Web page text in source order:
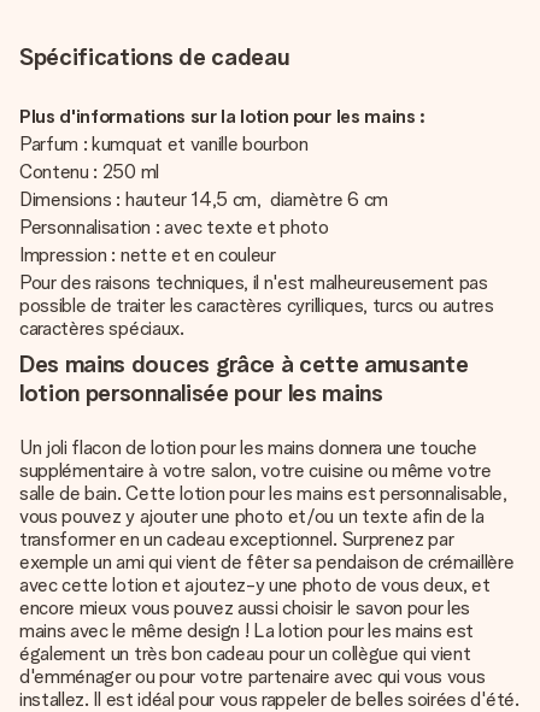
Spécifications de cadeau
Plus d'informations sur la lotion pour les mains :
Parfum : kumquat et vanille bourbon
Contenu : 250 ml
Dimensions : hauteur 14,5 cm, diamètre 6 cm
Personnalisation : avec texte et photo
Impression : nette et en couleur
Pour des raisons techniques, il n'est malheureusement pas
possible de traiter les caractères cyrilliques, turcs ou autres
caractères spéciaux.
Des mains douces grâce à cette amusante
lotion personnalisée pour les mains
Un joli flacon de lotion pour les mains donnera une touche
supplémentaire à votre salon, votre cuisine ou même votre
salle de bain. Cette lotion pour les mains est personnalisable,
vous pouvez y ajouter une photo et/ou un texte afin de la
transformer en un cadeau exceptionnel. Surprenez par
exemple un ami qui vient de fêter sa pendaison de crémaillère
avec cette lotion et ajoutez-y une photo de vous deux, et
encore mieux vous pouvez aussi choisir le savon pour les
mains avec le même design ! La lotion pour les mains est
également un très bon cadeau pour un collègue qui vient
d'emménager ou pour votre partenaire avec qui vous vous
installez. Il est idéal pour vous rappeler de belles soirées d'été.